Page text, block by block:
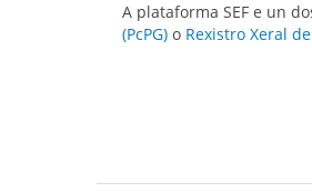
A plataforma SEF e un
(PcPG) o Rexistro Xeral